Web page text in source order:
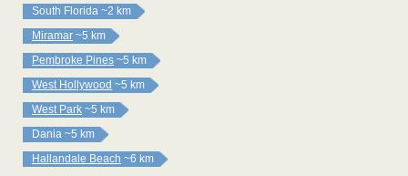
South Florida ~2 km
Miramar ~5 km
Pembroke Pines ~5 km
West Hollywood ~5 km
West Park ~5 km
Dania ~5 km
Hallandale Beach ~6 km